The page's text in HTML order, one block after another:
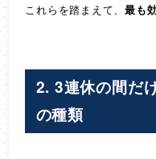
これらを踏まえて、最も
2. 3連休の間だ
の種類